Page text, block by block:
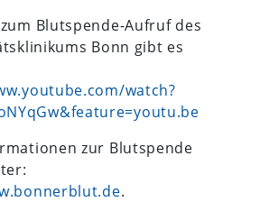
Blutspende-Aufruf des
Bonn gibt es
watch?
zur Blutspende
.